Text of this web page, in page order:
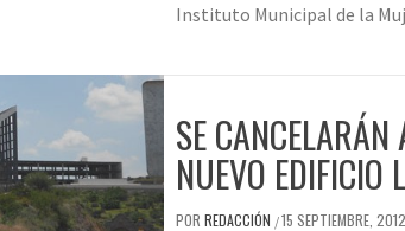
Instituto Municipal de la
SE CANCELARÁN
NUEVO EDIFICIO
POR REDACCIÓN /15 SEPTIEMBRE, 2012